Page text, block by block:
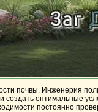
почвы. Инженерия
создать оптимальные
постоянно